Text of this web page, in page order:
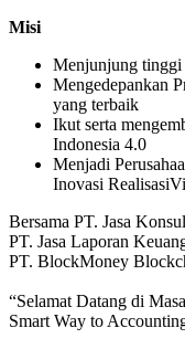
Misi
Menjunjung tinggi
Mengedepankan
yang terbaik
Ikut serta
Indonesia 4.0
Menjadi
Inovasi
Bersama PT. Jasa
PT. Jasa Laporan
PT. BlockMoney
“Selamat Datang di
Smart Way to